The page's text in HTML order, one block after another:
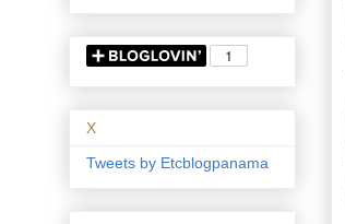
X
Tweets by Etcblogpanama